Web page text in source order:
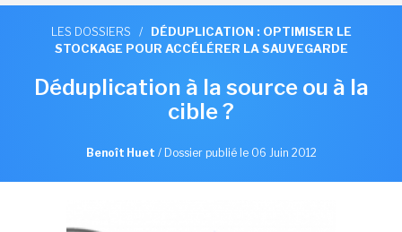
LES DOSSIERS /
DÉDUPLICATION : OPTIMISER LE
STOCKAGE POUR ACCÉLÉRER LA SAUVEGARDE
Déduplication à la source ou à la
cible ?
Benoît Huet / Dossier publié le 06 Juin 2012